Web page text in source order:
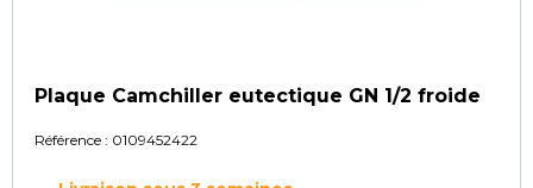
Plaque Camchiller eutectique GN 1/2 froide
Référence : 0109452422